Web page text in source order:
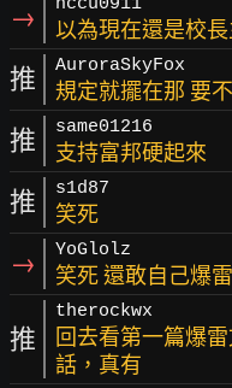
→ nccu0911
以為現在還是校
推 AuroraSkyFox
規定就擺在那 要
推 same01216
支持富邦硬起來
推 s1d87
笑死
→ YoGlolz
笑死 還敢自己爆
推
therockwx
回去看第一篇爆
話，真有